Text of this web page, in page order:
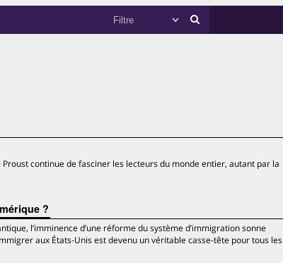
continue de fasciner les lecteurs du monde entier, autant par la
?
l’imminence d’une réforme du système d’immigration sonne
aux États-Unis est devenu un véritable casse-tête pour tous les